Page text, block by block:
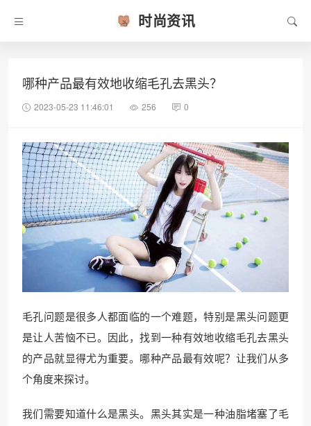
时尚资讯
哪种产品最有效地收缩毛孔去黑头？
2023-05-23 11:46:01 256 0
毛孔问题是很多人都面临的一个难题，特别是黑头问题更
是让人苦恼不已。因此，找到一种有效地收缩毛孔去黑头
的产品就显得尤为重要。哪种产品最有效呢？让我们从多
个角度来探讨。
我们需要知道什么是黑头。黑头其实是一种油脂堵塞了毛